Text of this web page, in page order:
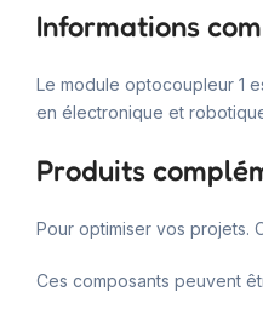
Informations
Le module optocoupleur 1
en électronique et
Produits
Pour optimiser vos projets.
Ces composants peuvent